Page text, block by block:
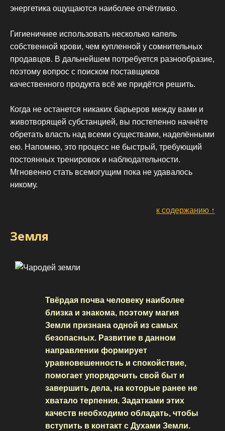
энергетика ощущаются наиболее отчётливо.
Гигиеничнее использовать несколько капель
собственной крови, чем купленной у сомнительных
продавцов. В дальнейшем потребуется разнообразие,
поэтому вопрос с поиском поставщиков
качественного продукта всё же придётся решить.
Когда не останется никаких барьеров между вами и
животворящей субстанцией, вы постепенно начнёте
обретать власть над всеми существами, наделёнными
ею. Напомню, это процесс не быстрый, требующий
постоянных тренировок и наблюдательности.
Мгновенно стать всемогущим пока не удавалось
никому.
к содержанию ↑
Земля
Твёрдая почва человеку наиболее
близка и знакома, поэтому магия
Земли признана одной из самых
безопасных. Развитие в данном
направлении формирует
уравновешенность и спокойствие,
помогает упорядочить свой быт и
завершить дела, на которые ранее не
хватало терпения. Задатками этих
качеств необходимо обладать, чтобы
вступить в контакт с Духами Земли.